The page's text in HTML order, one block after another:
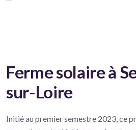
Ferme solaire à
sur-Loire
Initié au premier semestre 2023, ce